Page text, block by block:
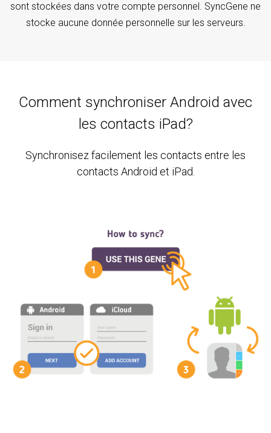
sont stockées dans votre compte personnel. SyncGene ne
stocke aucune donnée personnelle sur les serveurs.
Comment synchroniser Android avec
les contacts iPad?
Synchronisez facilement les contacts entre les
contacts Android et iPad.